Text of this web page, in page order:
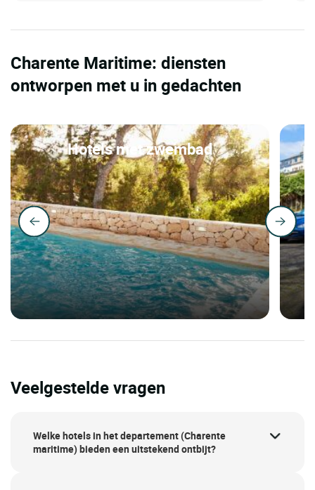
Charente Maritime: diensten
ontworpen met u in gedachten
Hotels met zwembad
Veelgestelde vragen
Welke hotels in het departement (Charente
maritime) bieden een uitstekend ontbijt?